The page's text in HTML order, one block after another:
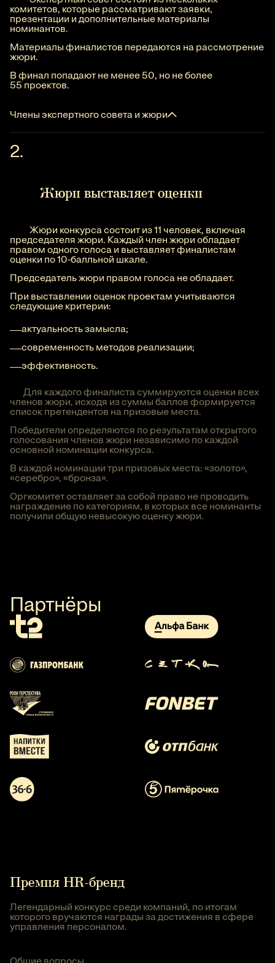
комитетов, которые рассматривают заявки,
презентации и дополнительные материалы
номинантов.
Материалы финалистов передаются на рассмотрение
жюри.
В финал попадают не менее 50, но не более
55 проектов.
Члены экспертного совета и жюри
Жюри выставляет оценки
Жюри конкурса состоит из 11 человек, включая
председателя жюри. Каждый член жюри обладает
правом одного голоса и выставляет финалистам
оценки по 10-балльной шкале.
Председатель жюри правом голоса не обладает.
При выставлении оценок проектам учитываются
следующие критерии:
актуальность замысла;
современность методов реализации;
эффективность.
Для каждого финалиста суммируются оценки всех
членов жюри, исходя из суммы баллов формируется
список претендентов на призовые места.
Победители определяются по результатам открытого
голосования членов жюри независимо по каждой
основной номинации конкурса.
В каждой номинации три призовых места: «золото»,
«серебро», «бронза».
Оргкомитет оставляет за собой право не проводить
награждение по категориям, в которых все номинанты
получили общую невысокую оценку жюри.
Партнёры
Премия HR-бренд
Легендарный конкурс среди компаний, по итогам
которого вручаются награды за достижения в сфере
управления персоналом.